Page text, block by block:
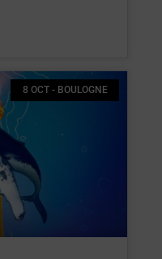
8 OCT - BOULOGNE